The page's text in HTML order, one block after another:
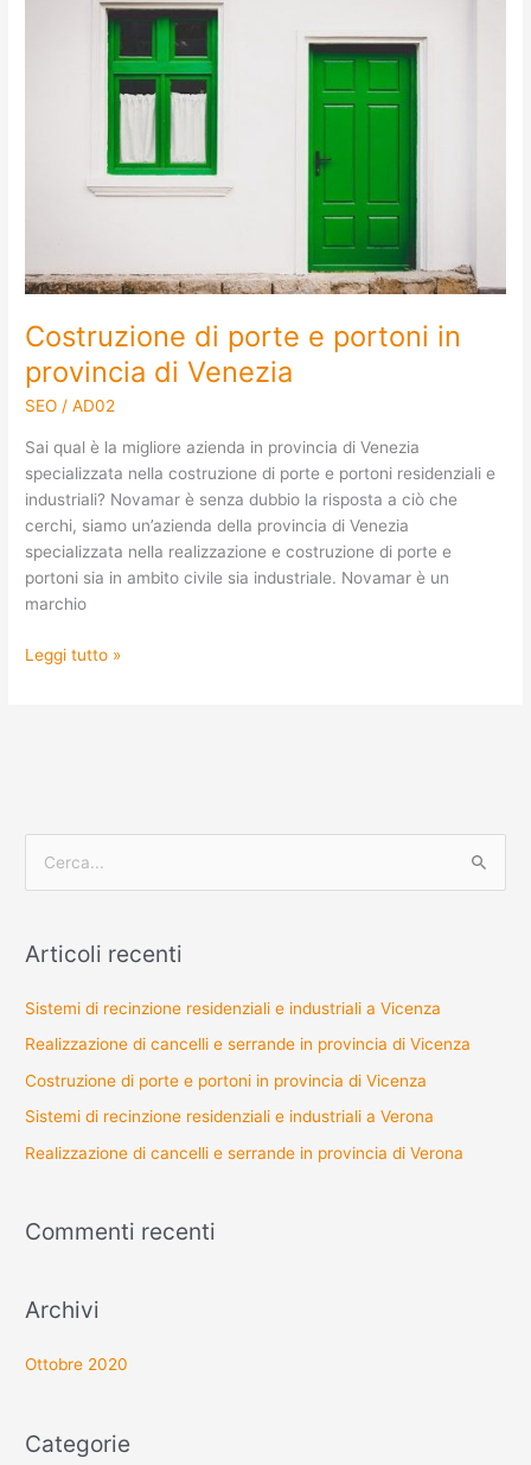
Costruzione di porte e portoni in
provincia di Venezia
SEO /AD02
Sai qual è la migliore azienda in provincia di Venezia
specializzata nella costruzione di porte e portoni residenziali e
industriali? Novamar è senza dubbio la risposta a ciò che
cerchi, siamo un’azienda della provincia di Venezia
specializzata nella realizzazione e costruzione di porte e
portoni sia in ambito civile sia industriale. Novamar è un
marchio
Leggi tutto »
c
Articoli recenti
Sistemi di recinzione residenziali e industriali a Vicenza
Realizzazione di cancelli e serrande in provincia di Vicenza
Costruzione di porte e portoni in provincia di Vicenza
Sistemi di recinzione residenziali e industriali a Verona
Realizzazione di cancelli e serrande in provincia di Verona
Commenti recenti
Archivi
Ottobre 2020
Categorie